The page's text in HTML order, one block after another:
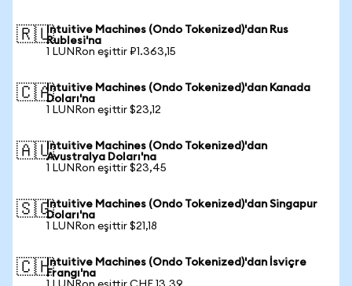
🇷🇺Intuitive Machines (Ondo Tokenized)'dan Rus
Rublesi'na
1 LUNRon eşittir ₽1.363,15
🇨🇦Intuitive Machines (Ondo Tokenized)'dan Kanada
Doları'na
1 LUNRon eşittir $23,12
🇦🇺Intuitive Machines (Ondo Tokenized)'dan
Avustralya Doları'na
1 LUNRon eşittir $23,45
🇸🇬Intuitive Machines (Ondo Tokenized)'dan Singapur
Doları'na
1 LUNRon eşittir $21,18
🇨🇭Intuitive Machines (Ondo Tokenized)'dan İsviçre
Frangı'na